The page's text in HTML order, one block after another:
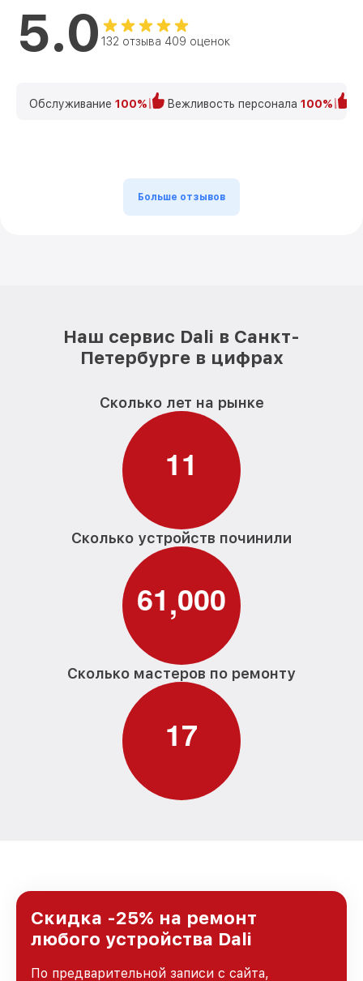
5.0 132 отзыва 409 оценок
Обслуживание 100% Вежливость персонала 100%
Больше отзывов
Наш сервис Dali в Санкт-
Петербурге в цифрах
Сколько лет на рынке
11
Сколько устройств починили
61,000
Сколько мастеров по ремонту
17
Скидка -25% на ремонт
любого устройства Dali
По предварительной записи с сайта,